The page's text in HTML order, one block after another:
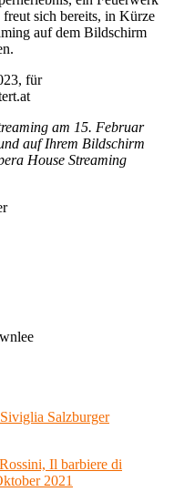
sich bereits, in Kürze
auf dem Bildschirm
für
am 15. Februar
auf Ihrem Bildschirm
House Streaming
Salzburger
Il barbiere di
2021